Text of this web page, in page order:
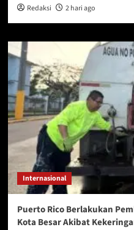
Redaksi 2 hari ago
Internasional
Puerto Rico Berlakukan
Kota Besar Akibat